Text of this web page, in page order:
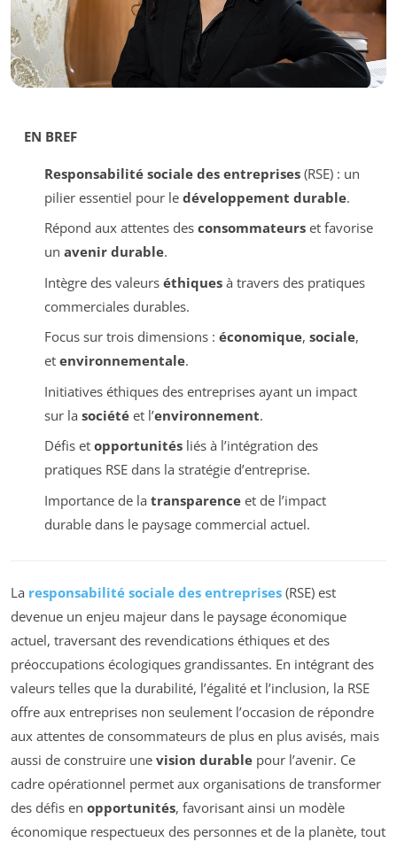
EN BREF
Responsabilité sociale des entreprises(RSE) : un
pilier essentiel pour le développement durable.
Répond aux attentes des consommateurset favorise
un avenir durable.
Intègre des valeurs éthiquesà travers des pratiques
commerciales durables.
Focus sur trois dimensions : économique, sociale,
et environnementale.
Initiatives éthiques des entreprises ayant un impact
sur la sociétéet l’environnement.
Défis et opportunitésliés à l’intégration des
pratiques RSE dans la stratégie d’entreprise.
Importance de la transparenceet de l’impact
durable dans le paysage commercial actuel.
La responsabilité sociale des entreprises (RSE) est
devenue un enjeu majeur dans le paysage économique
actuel, traversant des revendications éthiques et des
préoccupations écologiques grandissantes. En intégrant des
valeurs telles que la durabilité, l’égalité et l’inclusion, la RSE
offre aux entreprises non seulement l’occasion de répondre
aux attentes de consommateurs de plus en plus avisés, mais
aussi de construire une vision durable pour l’avenir. Ce
cadre opérationnel permet aux organisations de transformer
des défis en opportunités, favorisant ainsi un modèle
économique respectueux des personnes et de la planète, tout